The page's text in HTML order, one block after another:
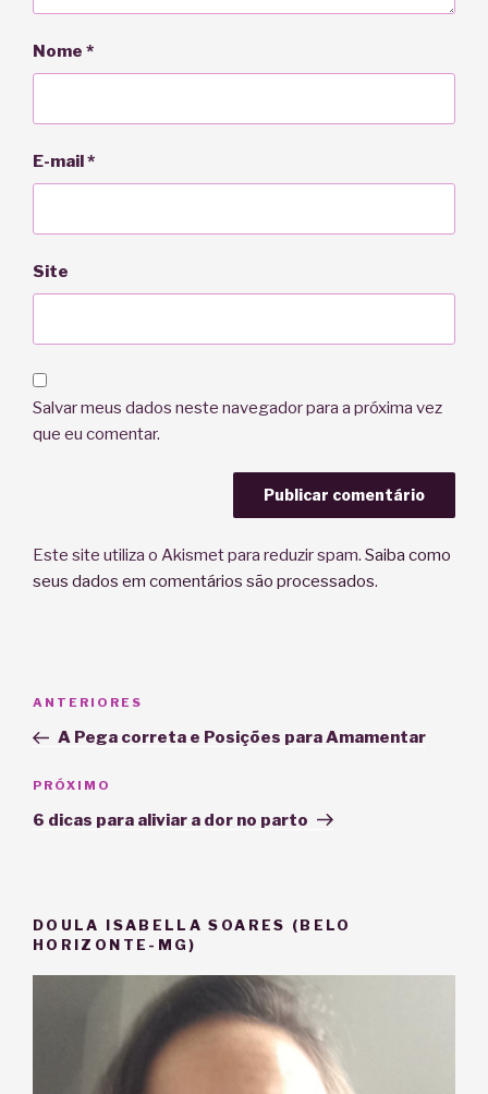
Nome *
E-mail*
Site
Salvar meus dados neste navegador para a próxima vez
que eu comentar.
Este site utiliza o Akismet para reduzir spam. Saiba como
seus dados em comentários são processados.
Post
Post
anterior
ANTERIORES
A Pega correta e Posições para Amamentar
Próximo
post
PRÓXIMO
6 dicas para aliviar a dor no parto
DOULA ISABELLA SOARES (BELO
HORIZONTE-MG)